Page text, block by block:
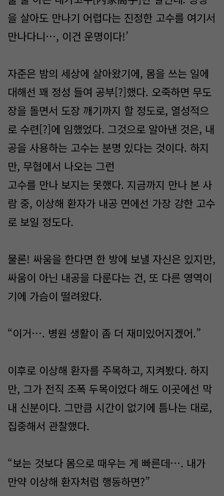
을 살아도 만나기 어렵다는 진정한 고수를 여기서
만나다니…, 이건 운명이다!’
자준은 밤의 세상에 살아왔기에, 몸을 쓰는 일에
대해선 꽤 정성 들여 공부[?]했다. 오죽하면 무도
장을 돌면서 도장 깨기까지 할 정도로, 열성적으
로 수련[?]에 임했었다. 그것으로 알아낸 것은, 내
공을 사용하는 고수는 분명 있다는 것이다. 하지
만, 무협에서 나오는 그런
고수를 만나 보지는 못했다. 지금까지 만나 본 사
람 중, 이상해 환자가 내공 면에선 가장 강한 고수
로 보일 정도다.
물론! 싸움을 한다면 한 방에 보낼 자신은 있지만,
싸움이 아닌 내공을 다룬다는 건, 또 다른 영역이
기에 가슴이 떨려왔다.
“이거…. 병원 생활이 좀 더 재미있어지겠어.”
이후로 이상해 환자를 주목하고, 지켜봤다. 하지
만, 그가 전직 조폭 두목이었다 해도 이곳에선 막
내 신분이다. 그만큼 시간이 없기에 틈나는 대로,
집중해서 관찰했다.
“보는 것보다 몸으로 때우는 게 빠른데…. 내가
만약 이상해 환자처럼 행동하면?”